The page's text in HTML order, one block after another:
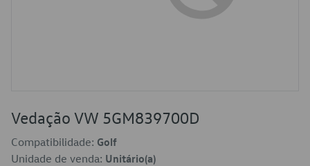
Vedação VW 5GM839700D
Compatibilidade: Golf
Unidade de venda: Unitário(a)